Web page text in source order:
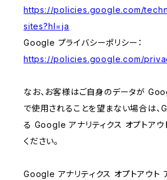
https://policies.google.com/
sites?hl=ja
Google プライバシーポリシー：
https://policies.google.com/
なお、お客様はご自身のデータが
で使用されることを望まない場合は
る Google アナリティクス オプトアウ
ください。
Google アナリティクス オプトアウト